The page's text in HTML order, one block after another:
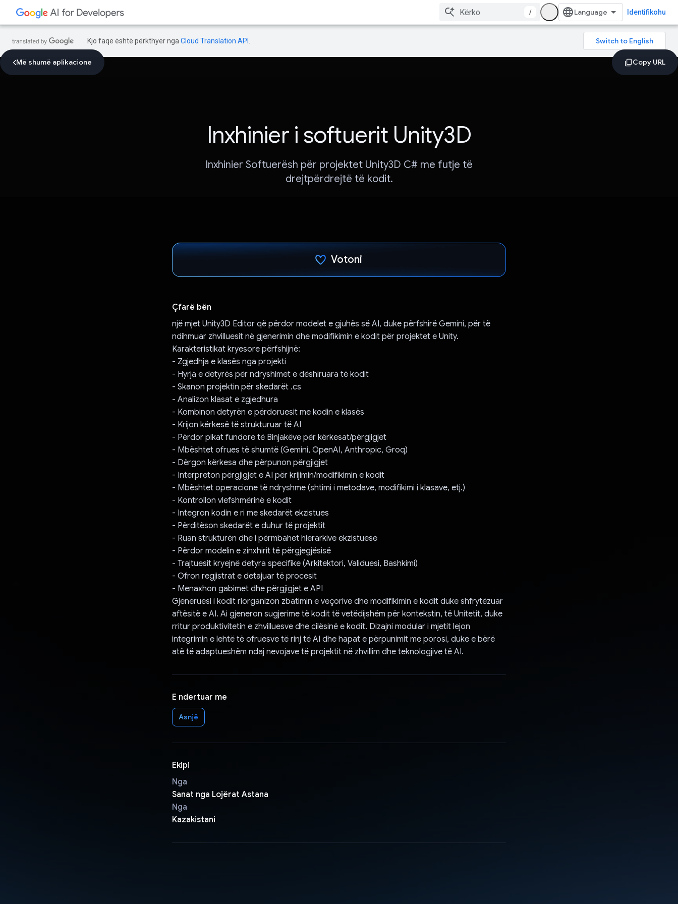
/ Identifikohu
Kjo faqe është përkthyer nga Cloud Translation API
Më shumë aplikacione
Inxhinier i softuerit Unity3D
Inxhinier Softuerësh për projektet Unity3D C# me futje të
drejtpërdrejtë të kodit.
Votoni
Çfarë bën
një mjet Unity3D Editor që përdor modelet e gjuhës së AI, duke përfshirë Gemini, për të
ndihmuar zhvilluesit në gjenerimin dhe modifikimin e kodit për projektet e Unity.
Karakteristikat kryesore përfshijnë:
- Zgjedhja e klasës nga projekti
- Hyrja e detyrës për ndryshimet e dëshiruara të kodit
- Skanon projektin për skedarët .cs
- Analizon klasat e zgjedhura
- Kombinon detyrën e përdoruesit me kodin e klasës
- Krijon kërkesë të strukturuar të AI
- Përdor pikat fundore të Binjakëve për kërkesat/përgjigjet
- Mbështet ofrues të shumtë (Gemini, OpenAI, Anthropic, Groq)
- Dërgon kërkesa dhe përpunon përgjigjet
- Interpreton përgjigjet e AI për krijimin/modifikimin e kodit
- Mbështet operacione të ndryshme (shtimi i metodave, modifikimi i klasave, etj.)
- Kontrollon vlefshmërinë e kodit
- Integron kodin e ri me skedarët ekzistues
- Përditëson skedarët e duhur të projektit
- Ruan strukturën dhe i përmbahet hierarkive ekzistuese
- Përdor modelin e zinxhirit të përgjegjësisë
- Trajtuesit kryejnë detyra specifike (Arkitektori, Validuesi, Bashkimi)
- Ofron regjistrat e detajuar të procesit
- Menaxhon gabimet dhe përgjigjet e API
Gjeneruesi i kodit riorganizon zbatimin e veçorive dhe modifikimin e kodit duke shfrytëzuar
aftësitë e AI. Ai gjeneron sugjerime të kodit të vetëdijshëm për kontekstin, të Unitetit, duke
rritur produktivitetin e zhvilluesve dhe cilësinë e kodit. Dizajni modular i mjetit lejon
integrimin e lehtë të ofruesve të rinj të AI dhe hapat e përpunimit me porosi, duke e bërë
atë të adaptueshëm ndaj nevojave të projektit në zhvillim dhe teknologjive të AI.
E ndertuar me
Asnjë
Ekipi
Nga
Sanat nga Lojërat Astana
Nga
Kazakistani